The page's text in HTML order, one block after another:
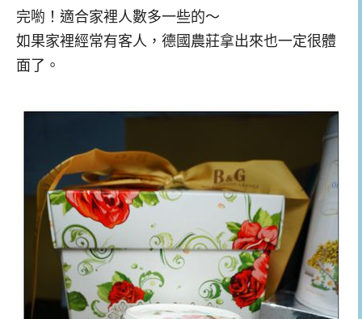
完喲！適合家裡人數多一些的～
如果家裡經常有客人，德國農莊拿出來也一定很體
面了。